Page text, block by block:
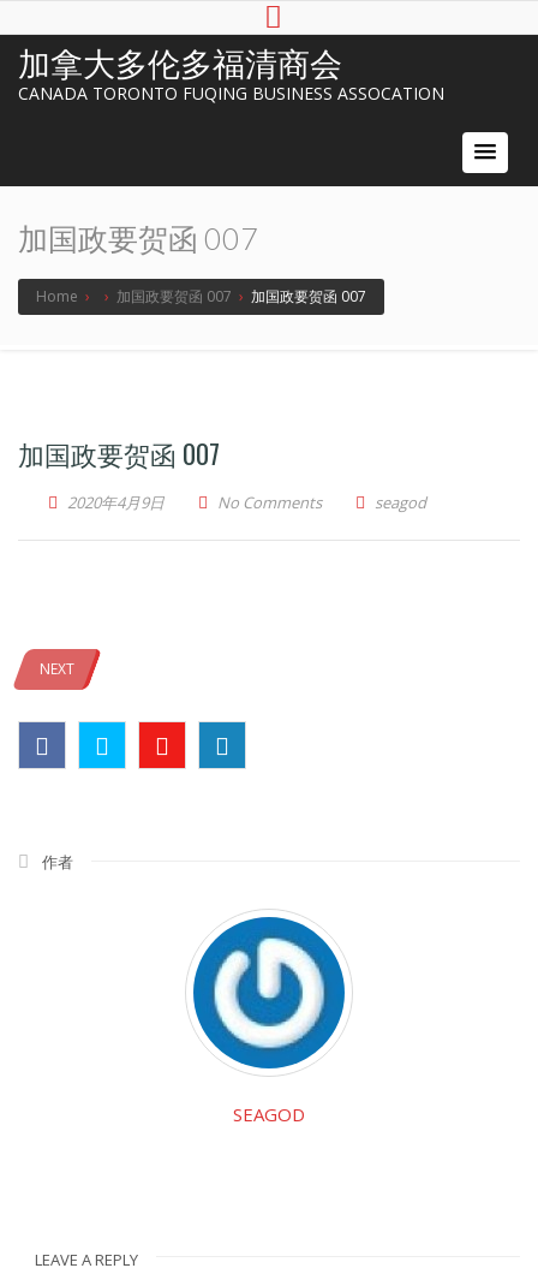
加拿大多伦多福清商会
CANADA TORONTO FUQING BUSINESS ASSOCATION
加国政要贺函 007
Home › › 加国政要贺函 007 › 加国政要贺函 007
加国政要贺函 007
2020年4月9日 No Comments seagod
NEXT
作者
SEAGOD
LEAVE A REPLY